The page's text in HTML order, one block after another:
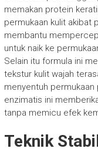
memakan protein
permukaan kulit akibat
membantu
untuk naik ke
Selain itu formula ini
tekstur kulit wajah
menyentuh
enzimatis ini
tanpa memicu efek
Teknik